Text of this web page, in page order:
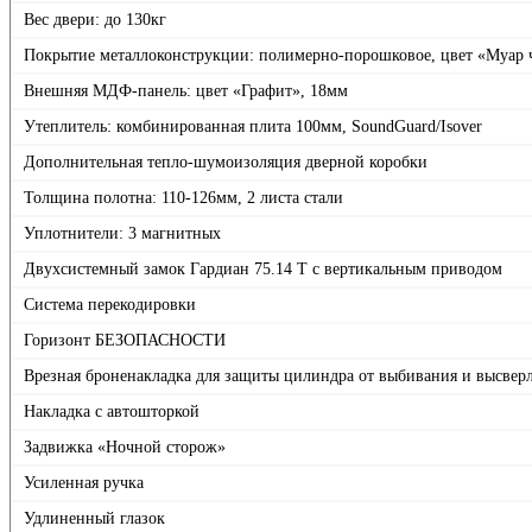
Вес двери: до 130кг
Покрытие металлоконструкции: полимерно-порошковое, цвет «Муар
Внешняя МДФ-панель: цвет «Графит», 18мм
Утеплитель: комбинированная плита 100мм, SoundGuard/Isover
Дополнительная тепло-шумоизоляция дверной коробки
Толщина полотна: 110-126мм, 2 листа стали
Уплотнители: 3 магнитных
Двухсистемный замок Гардиан 75.14 Т с вертикальным приводом
Система перекодировки
Горизонт БЕЗОПАСНОСТИ
Врезная броненакладка для защиты цилиндра от выбивания и
Накладка с автошторкой
Задвижка «Ночной сторож»
Усиленная ручка
Удлиненный глазок